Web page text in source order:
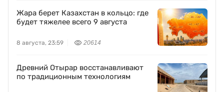
Жара берет Казахстан в кольцо: где
будет тяжелее всего 9 августа
8 августа, 23:59 20614
Древний Отырар восстанавливают
по традиционным технологиям